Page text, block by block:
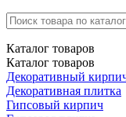
Каталог товаров
Каталог товаров
Декоративный
Декоративная плитка
Гипсовый кирпич